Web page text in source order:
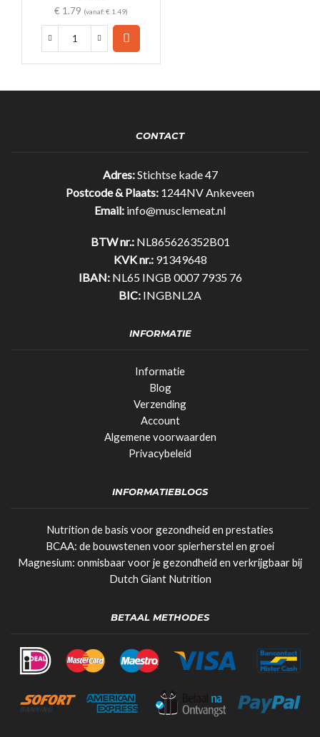
€ 1.79 (vanaf:€ 1.49)
Dutch
CONTACT
Adres:Stichtse kade 47
Postcode & Plaats: 1244NV Ankeveen
Email: info@musclemeat.nl
BTW nr.:NL865626352B01
KVK nr.:91349648
IBAN:NL65 INGB 0007 7935 76
BIC: INGBNL2A
INFORMATIE
Informatie
Blog
Verzending
Account
Algemene voorwaarden
Privacybeleid
INFORMATIEBLOGS
Nutrition de basis voor gezondheid en prestaties
BCAA: de bouwstenen voor spierherstel en groei
Magnesium: onmisbaar voor je gezondheid en verkrijgbaar bij
Dutch Giant Nutrition
BETAAL METHODES